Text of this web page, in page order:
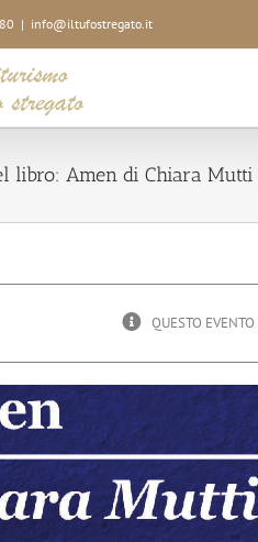
| info@iltufostregato.it
libro: Amen di Chiara Mutti
QUESTO EVENTO